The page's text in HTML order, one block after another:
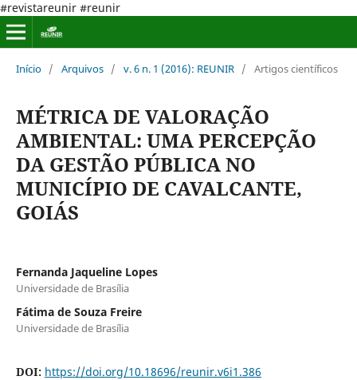
#revistareunir #reunir
Início / Arquivos / v. 6 n. 1 (2016): REUNIR / Artigos científicos
MÉTRICA DE VALORAÇÃO
AMBIENTAL: UMA PERCEPÇÃO
DA GESTÃO PÚBLICA NO
MUNICÍPIO DE CAVALCANTE,
GOIÁS
Fernanda Jaqueline Lopes
Universidade de Brasília
Fátima de Souza Freire
Universidade de Brasília
DOI: https://doi.org/10.18696/reunir.v6i1.386